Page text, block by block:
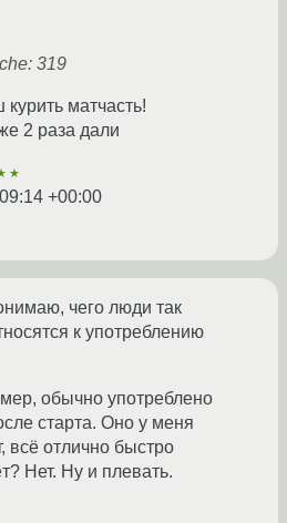
319
матчасть!
2 раза дали
+00:00
чего люди так
к употреблению
обычно употреблено
старта. Оно у меня
всё отлично быстро
Нет. Ну и плевать.